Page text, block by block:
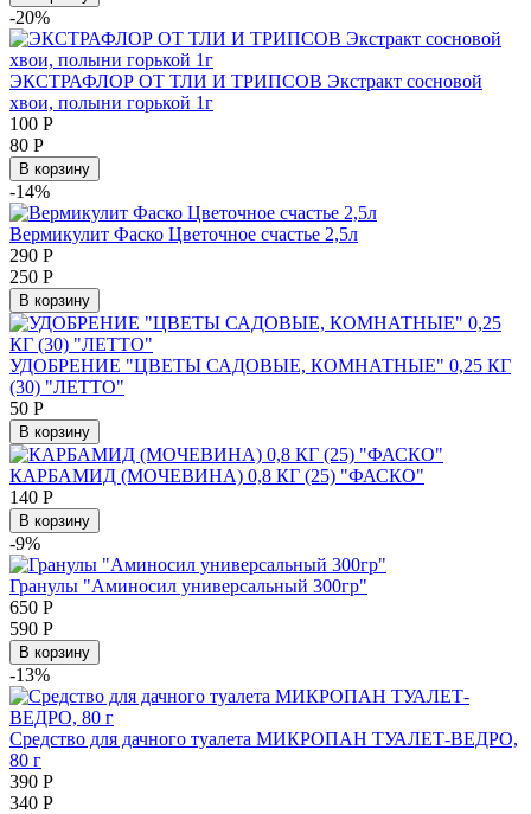
-20%
ЭКСТРАФЛОР ОТ ТЛИ И ТРИПСОВ Экстракт сосновой
хвои, полыни горькой 1г
100 Р
80 Р
В корзину
-14%
Вермикулит Фаско Цветочное счастье 2,5л
290 Р
250 Р
В корзину
УДОБРЕНИЕ "ЦВЕТЫ САДОВЫЕ, КОМНАТНЫЕ" 0,25 КГ
(30) "ЛЕТТО"
50 Р
В корзину
КАРБАМИД (МОЧЕВИНА) 0,8 КГ (25) "ФАСКО"
140 Р
В корзину
-9%
Гранулы "Аминосил универсальный 300гр"
650 Р
590 Р
В корзину
-13%
Средство для дачного туалета МИКРОПАН ТУАЛЕТ-ВЕДРО,
80 г
390 Р
340 Р